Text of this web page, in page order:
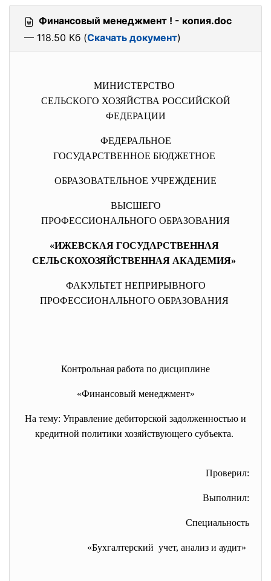
Финансовый менеджмент ! - копия.doc
— 118.50 Кб (Скачать документ)
МИНИСТЕРСТВО
СЕЛЬСКОГО ХОЗЯЙСТВА РОССИЙСКОЙ
ФЕДЕРАЦИИ
ФЕДЕРАЛЬНОЕ
ГОСУДАРСТВЕННОЕ БЮДЖЕТНОЕ
ОБРАЗОВАТЕЛЬНОЕ УЧРЕЖДЕНИЕ
ВЫСШЕГО
ПРОФЕССИОНАЛЬНОГО ОБРАЗОВАНИЯ
«ИЖЕВСКАЯ ГОСУДАРСТВЕННАЯ
СЕЛЬСКОХОЗЯЙСТВЕННАЯ АКАДЕМИЯ»
ФАКУЛЬТЕТ НЕПРИРЫВНОГО
ПРОФЕССИОНАЛЬНОГО ОБРАЗОВАНИЯ
Контрольная работа по дисциплине
«Финансовый менеджмент»
На тему: Управление дебиторской задолженностью и
кредитной политики хозяйствующего субъекта.
Проверил:
Выполнил:
Специальность
«Бухгалтерский учет, анализ и аудит»